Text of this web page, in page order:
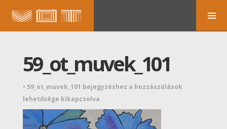
59_ot_muvek_101
• 59_ot_muvek_101 bejegyzéshez a hozzászólások
lehetősége kikapcsolva